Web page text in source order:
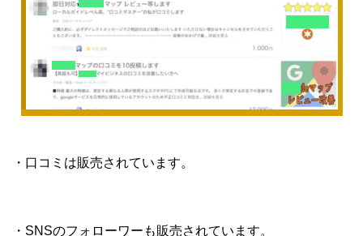
・口コミは販売されています。
・SNSのフォローワーも販売されています。